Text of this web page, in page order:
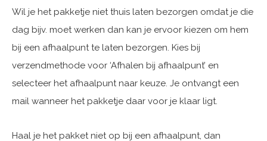
Wil je het pakketje niet thuis laten bezorgen omdat je die
dag bijv. moet werken dan kan je ervoor kiezen om hem
bij een afhaalpunt te laten bezorgen. Kies bij
verzendmethode voor ‘Afhalen bij afhaalpunt’ en
selecteer het afhaalpunt naar keuze. Je ontvangt een
mail wanneer het pakketje daar voor je klaar ligt.
Haal je het pakket niet op bij een afhaalpunt, dan